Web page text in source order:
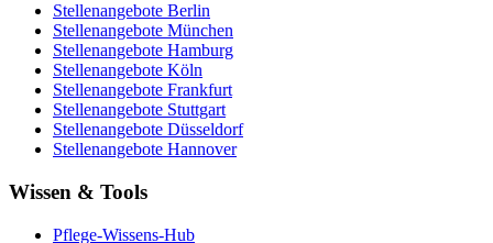
Stellenangebote Berlin
Stellenangebote München
Stellenangebote Hamburg
Stellenangebote Köln
Stellenangebote Frankfurt
Stellenangebote Stuttgart
Stellenangebote Düsseldorf
Stellenangebote Hannover
Wissen & Tools
Pflege-Wissens-Hub